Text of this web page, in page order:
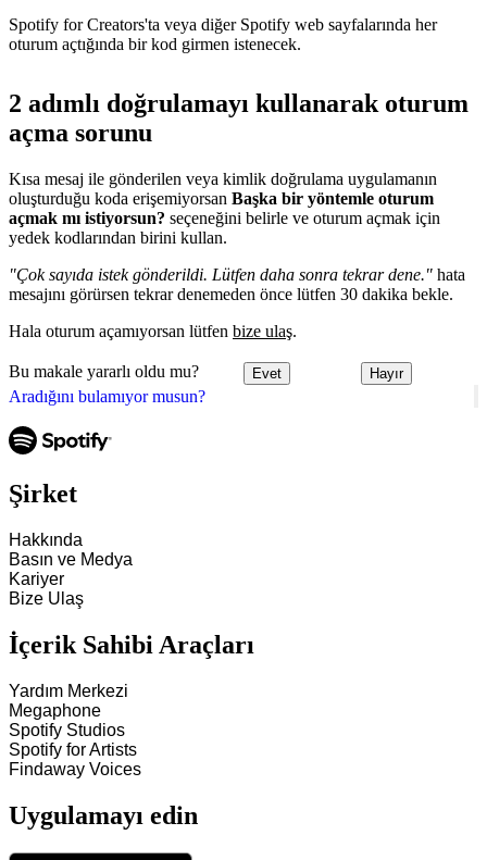
Aradığını bulamıyor musun?
Spotify for Creators'ta veya diğer Spotify web sayfalarında her
oturum açtığında bir kod girmen istenecek.
2 adımlı doğrulamayı kullanarak oturum
açma sorunu
Kısa mesaj ile gönderilen veya kimlik doğrulama uygulamanın
oluşturduğu koda erişemiyorsan Başka bir yöntemle oturum
açmak mı istiyorsun? seçeneğini belirle ve oturum açmak için
yedek kodlarından birini kullan.
"Çok sayıda istek gönderildi. Lütfen daha sonra tekrar dene." hata
mesajını görürsen tekrar denemeden önce lütfen 30 dakika bekle.
Hala oturum açamıyorsan lütfen bize ulaş.
Bu makale yararlı oldu mu? Evet Hayır
Şirket
Hakkında
Basın ve Medya
Kariyer
Bize Ulaş
İçerik Sahibi Araçları
Yardım Merkezi
Megaphone
Spotify Studios
Spotify for Artists
Findaway Voices
Uygulamayı edin